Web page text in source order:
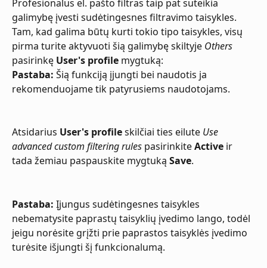
Profesionalus el. pašto filtras taip pat suteikia
galimybę įvesti sudėtingesnes filtravimo taisykles.
Tam, kad galima būtų kurti tokio tipo taisykles, visų
pirma turite aktyvuoti šią galimybę skiltyje Others
pasirinkę User's profile mygtuką:
Pastaba: Šią funkciją įjungti bei naudotis ja
rekomenduojame tik patyrusiems naudotojams.
Atsidarius User's profile skilčiai ties eilute Use
advanced custom filtering rules pasirinkite Active ir
tada žemiau paspauskite mygtuką Save.
Pastaba: Įjungus sudėtingesnes taisykles
nebematysite paprastų taisyklių įvedimo lango, todėl
jeigu norėsite grįžti prie paprastos taisyklės įvedimo
turėsite išjungti šį funkcionalumą.